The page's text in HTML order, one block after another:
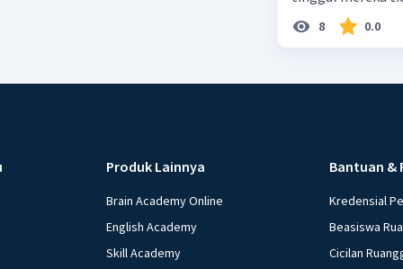
dalam paragraf
8 0.0
Produk Lainnya
Brain Academy Online
English Academy
Skill Academy
Bantuan &
Kredensial
Beasiswa
Cicilan